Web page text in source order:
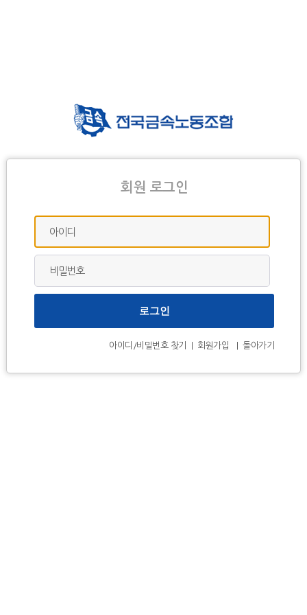
회원 로그인
아이디
비밀번호
아이디/비밀번호 찾기 회원가입 돌아가기